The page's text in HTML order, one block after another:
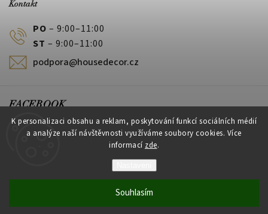
K personalizaci obsahu a reklam, poskytování funkcí sociálních médií
a analýze naší návštěvnosti využíváme soubory cookies. Více
informací zde.
Souhlasím
Kontakt
PO – 9:00–11:00
ST – 9:00–11:00
podpora@housedecor.cz
FACEBOOK